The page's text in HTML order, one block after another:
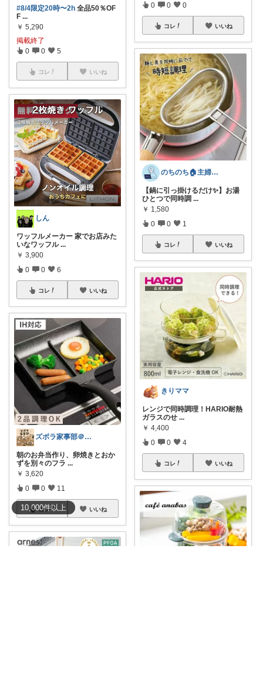
10,000件以上
#8/4限定20時〜2h 全品50％OF
F ...
￥ 5,290
掲載終了
0 0 5
コレ いいね
しん
ワッフルメーカー 家でお店みた
いなワッフル ...
￥ 3,900
0 0 6
コレ いいね
ズボラ家事部＠家事めんどくさいROOM
朝のお弁当作り、卵焼きとおか
ずを別々のフラ ...
￥ 3,620
0 0 11
コレ いいね
0 0 0
コレ いいね
のちのち🏠主婦のお買い物room
【鍋に引っ掛けるだけ✨】お湯
ひとつで同時調 ...
￥ 1,580
0 0 1
コレ いいね
きりママ
レンジで同時調理！HARIO耐熱
ガラスのせ ...
￥ 4,400
0 0 4
コレ いいね